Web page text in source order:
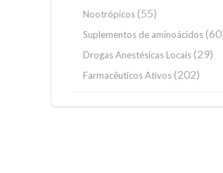
Nootrópicos(55)
Suplementos de aminoácidos
Drogas Anestésicas Locais(29)
Farmacêuticos Ativos(202)